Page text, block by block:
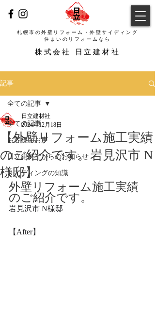
札幌市の外壁リフォーム・外壁サイディング
​株式会社 日立建材社
​住まいのリフォームなら
記事
全ての記事
お客様のお声
日立建材社からのお知らせ
サイディングの知識
全ての記事
【外壁リフォーム施工実績
のご紹介です。岩見沢市 N
様邸】
日立建材社
2024年12月18日
外壁リフォーム施工実績
のご紹介です。
岩見沢市 N様邸
【After】